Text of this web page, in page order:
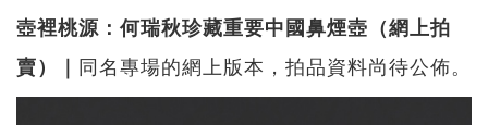
壺裡桃源：何瑞秋珍藏重要中國鼻煙壺（網上拍
賣）｜ 同名專場的網上版本，拍品資料尚待公佈。